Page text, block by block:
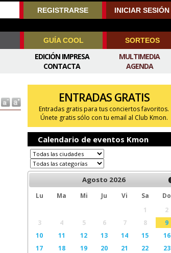
REGISTRARSE INICIAR SESIÓN
GUÍA COOL SORTEOS
MULTIMEDIA
AGENDA
EDICIÓN IMPRESA
CONTACTA
ENTRADAS GRATIS
Entradas gratis para tus conciertos favoritos.
Únete gratis sólo con tu email al Club Kmon.
Calendario de eventos Kmon
Agosto 2026
Lu Ma Mi Ju Vi Sa
Do
1
2
3
4 5 6 7 8
9
10
11 12 13 14 15
16
17
18 19 20 21 22
23